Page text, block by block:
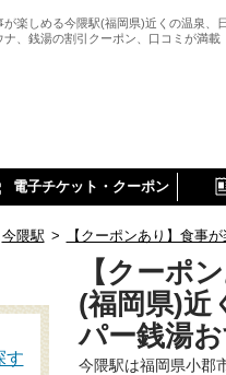
が楽しめる今隈駅(福岡県)近くの温泉、
ナ、銭湯の割引クーポン、口コミが満載
電子チケット・クーポン
今隈駅 > 【クーポンあり】食事
【クーポ
(福岡県)近
パー銭湯
今隈駅は福岡県小郡
す